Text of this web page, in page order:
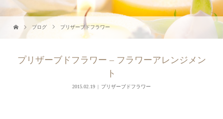
ブログ プリザーブドフラワー
プリザーブドフラワー – フラワーアレンジメン
ト
2015.02.19 プリザーブドフラワー